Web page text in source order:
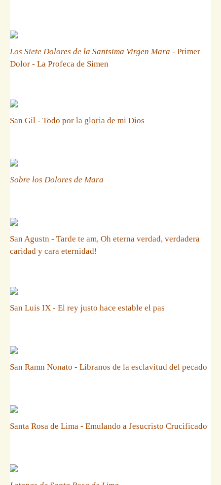
Los Siete Dolores de la Santsima Virgen Mara - Primer
Dolor - La Profeca de Simen
San Gil - Todo por la gloria de mi Dios
Sobre los Dolores de Mara
San Agustn - Tarde te am, Oh eterna verdad, verdadera
caridad y cara eternidad!
San Luis IX - El rey justo hace estable el pas
San Ramn Nonato - Libranos de la esclavitud del pecado
Santa Rosa de Lima - Emulando a Jesucristo Crucificado